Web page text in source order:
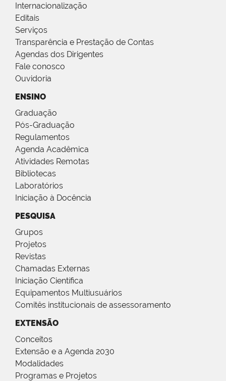
Internacionalização
Editais
Serviços
Transparência e Prestação de Contas
Agendas dos Dirigentes
Fale conosco
Ouvidoria
ENSINO
Graduação
Pós-Graduação
Regulamentos
Agenda Acadêmica
Atividades Remotas
Bibliotecas
Laboratórios
Iniciação à Docência
PESQUISA
Grupos
Projetos
Revistas
Chamadas Externas
Iniciação Científica
Equipamentos Multiusuários
Comitês institucionais de assessoramento
EXTENSÃO
Conceitos
Extensão e a Agenda 2030
Modalidades
Programas e Projetos